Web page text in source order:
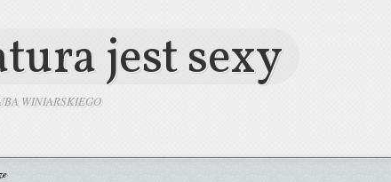
jest sexy
WINIARSKIEGO